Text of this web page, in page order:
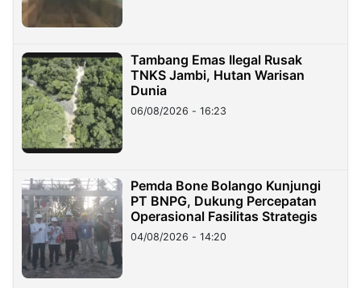
Tambang Emas Ilegal Rusak
TNKS Jambi, Hutan Warisan
Dunia
06/08/2026 - 16:23
Pemda Bone Bolango Kunjungi
PT BNPG, Dukung Percepatan
Operasional Fasilitas Strategis
04/08/2026 - 14:20